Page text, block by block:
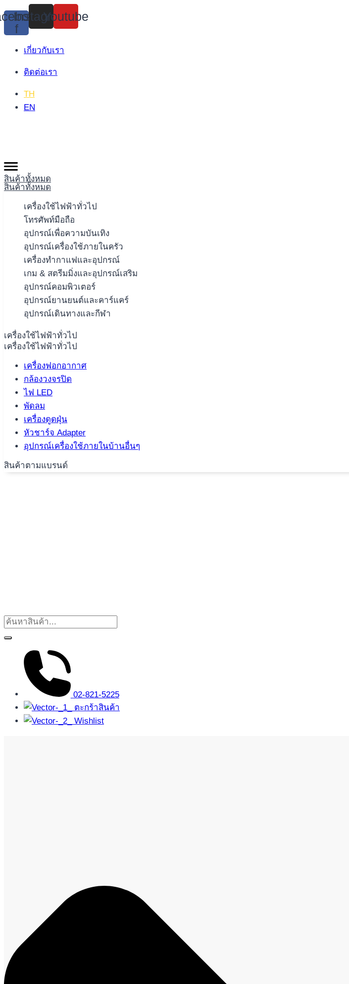
Skip
to
content
f
Instagram
Youtube
เกี่ยวกับเรา
ติดต่อเรา
TH
EN
สินค้าทั้งหมด
สินค้าทั้งหมด
เครื่องใช้ไฟฟ้าทั่วไป
โทรศัพท์มือถือ
อุปกรณ์เพื่อความบันเทิง
อุปกรณ์เครื่องใช้ภายในครัว
เครื่องทำกาแฟและอุปกรณ์
เกม & สตรีมมิ่งและอุปกรณ์เสริม
อุปกรณ์คอมพิวเตอร์
อุปกรณ์ยานยนต์และคาร์แคร์
อุปกรณ์เดินทางและกีฬา
เครื่องใช้ไฟฟ้าทั่วไป
เครื่องใช้ไฟฟ้าทั่วไป
เครื่องฟอกอากาศ
กล้องวงจรปิด
ไฟ LED
พัดลม
เครื่องดูดฝุ่น
หัวชาร์จ Adapter
อุปกรณ์เครื่องใช้ภายในบ้านอื่นๆ
สินค้าตามแบรนด์
02-821-5225
ตะกร้าสินค้า
Wishlist